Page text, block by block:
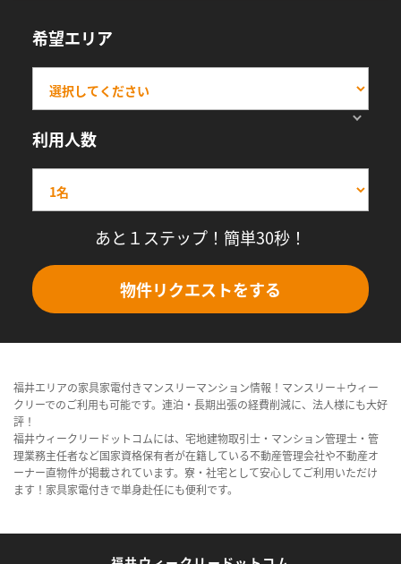
希望エリア
利用人数
あと１ステップ！簡単30秒！
物件リクエストをする
福井エリアの家具家電付きマンスリーマンション情報！マンスリー＋ウィー
クリーでのご利用も可能です。連泊・長期出張の経費削減に、法人様にも大好
評！
福井ウィークリードットコムには、宅地建物取引士・マンション管理士・管
理業務主任者など国家資格保有者が在籍している不動産管理会社や不動産オ
ーナー直物件が掲載されています。寮・社宅として安心してご利用いただけ
ます！家具家電付きで単身赴任にも便利です。